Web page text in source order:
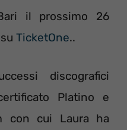
il prossimo 26
TicketOne..
discografici
Platino e
con cui Laura ha